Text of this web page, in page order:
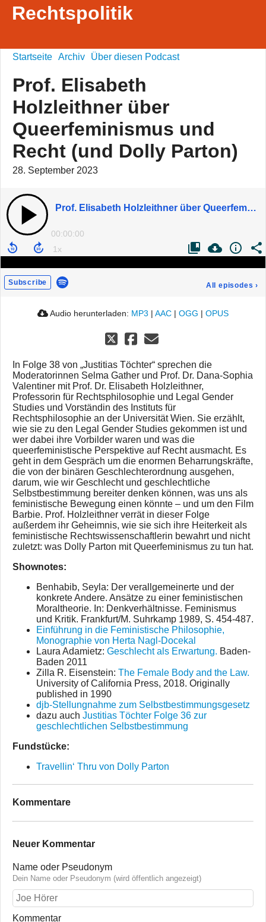
Rechtspolitik
Startseite Archiv Über diesen Podcast
Prof. Elisabeth
Holzleithner über
Queerfeminismus und
Recht (und Dolly Parton)
28. September 2023
Prof. Elisabeth Holzleithner über Queerfeminismus und Recht (und Dolly Parton)
00:00:00
Subscribe All episodes ›
Audio herunterladen: MP3 | AAC | OGG | OPUS
In Folge 38 von „Justitias Töchter“ sprechen die
Moderatorinnen Selma Gather und Prof. Dr. Dana-Sophia
Valentiner mit Prof. Dr. Elisabeth Holzleithner,
Professorin für Rechtsphilosophie und Legal Gender
Studies und Vorständin des Instituts für
Rechtsphilosophie an der Universität Wien. Sie erzählt,
wie sie zu den Legal Gender Studies gekommen ist und
wer dabei ihre Vorbilder waren und was die
queerfeministische Perspektive auf Recht ausmacht. Es
geht in dem Gespräch um die enormen Beharrungskräfte,
die von der binären Geschlechterordnung ausgehen,
darum, wie wir Geschlecht und geschlechtliche
Selbstbestimmung bereiter denken können, was uns als
feministische Bewegung einen könnte – und um den Film
Barbie. Prof. Holzleithner verrät in dieser Folge
außerdem ihr Geheimnis, wie sie sich ihre Heiterkeit als
feministische Rechtswissenschaftlerin bewahrt und nicht
zuletzt: was Dolly Parton mit Queerfeminismus zu tun hat.
Shownotes:
Benhabib, Seyla: Der verallgemeinerte und der
konkrete Andere. Ansätze zu einer feministischen
Moraltheorie. In: Denkverhältnisse. Feminismus
und Kritik. Frankfurt/M. Suhrkamp 1989, S. 454-487.
Einführung in die Feministische Philosophie,
Monographie von Herta Nagl-Docekal
Laura Adamietz: Geschlecht als Erwartung. Baden-
Baden 2011
Zilla R. Eisenstein: The Female Body and the Law.
University of California Press, 2018. Originally
published in 1990
djb-Stellungnahme zum Selbstbestimmungsgesetz
dazu auch Justitias Töchter Folge 36 zur
geschlechtlichen Selbstbestimmung
Fundstücke:
Travellin‘ Thru von Dolly Parton
Kommentare
Neuer Kommentar
Name oder Pseudonym
Dein Name oder Pseudonym (wird öffentlich angezeigt)
Kommentar